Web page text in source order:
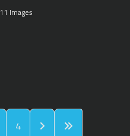
11 Images
4